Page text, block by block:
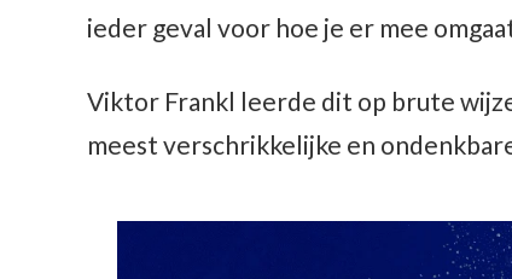
ieder geval voor hoe je er mee
Viktor Frankl leerde dit op brute
meest verschrikkelijke en